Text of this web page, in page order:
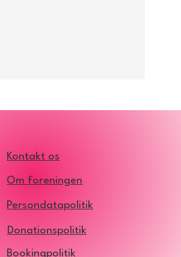
Kontakt os
Om foreningen
Persondatapolitik
Donationspolitik
Bookingpolitik